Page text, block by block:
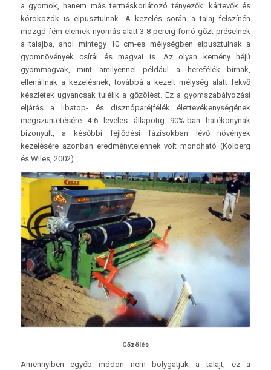
a gyomok, hanem más terméskorlátozó tényezők: kártevők és
kórokozók is elpusztulnak. A kezelés során a talaj felszínén
mozgó fém elemek nyomás alatt 3-8 percig forró gőzt préselnek
a talajba, ahol mintegy 10 cm-es mélységben elpusztulnak a
gyomnövények csírái és magvai is. Az olyan kemény héjú
gyommagvak, mint amilyennel például a herefélék bírnak,
ellenállnak a kezelésnek, továbbá a kezelt mélység alatt fekvő
készletek ugyancsak túlélik a gőzölést. Ez a gyomszabályozási
eljárás a libatop- és disznóparéjfélék élettevékenységének
megszüntetésére 4-6 leveles állapotig 90%-ban hatékonynak
bizonyult, a későbbi fejlődési fázisokban lévő növények
kezelésére azonban eredménytelennek volt mondható (Kolberg
és Wiles, 2002).
Gőzölés
Amennyiben egyéb módon nem bolygatjuk a talajt, ez a